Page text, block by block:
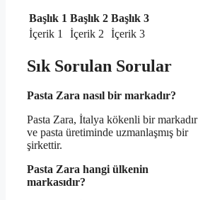
Başlık 1 Başlık 2 Başlık 3
İçerik 1
İçerik 2 İçerik 3
Sık Sorulan Sorular
Pasta Zara nasıl bir markadır?
Pasta Zara, İtalya kökenli bir markadır
ve pasta üretiminde uzmanlaşmış bir
şirkettir.
Pasta Zara hangi ülkenin
markasıdır?